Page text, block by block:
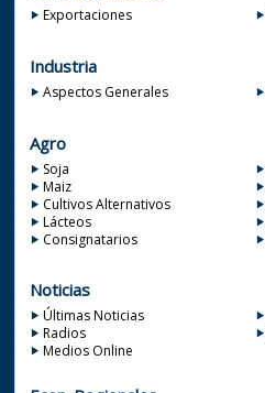
Exportaciones
Industria
Aspectos Generales
Agro
Soja
Maiz
Cultivos Alternativos
Lácteos
Consignatarios
Noticias
Últimas Noticias
Radios
Medios Online